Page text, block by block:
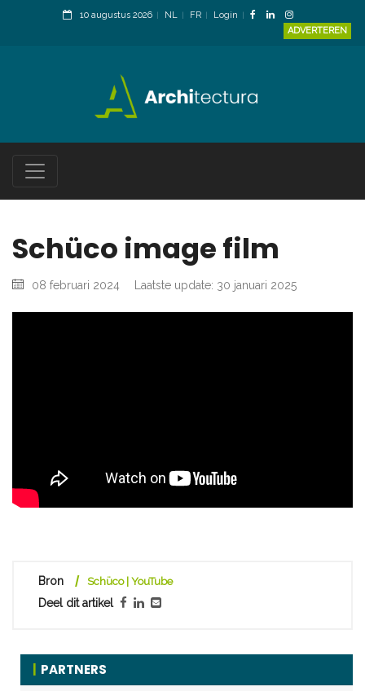
10 augustus 2026 NL FR
Login
ADVERTEREN
Schüco image film
08 februari 2024 Laatste update: 30 januari 2025
Bron Schüco | YouTube
Deel dit artikel
PARTNERS